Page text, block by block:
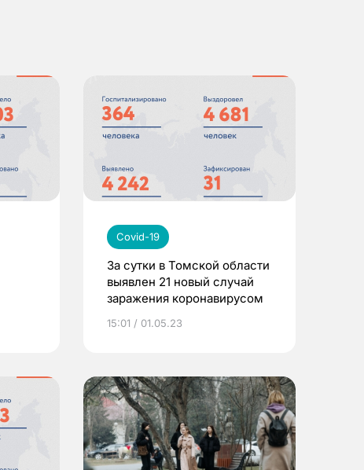
Covid-19
За сутки в Томской области
выявлен 21 новый случай
заражения коронавирусом
15:01 / 01.05.23